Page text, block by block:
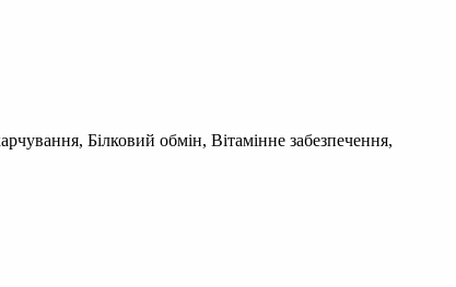
Білковий обмін, Вітамінне забезпечення,